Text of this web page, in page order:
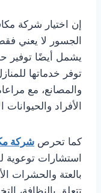
إن اختيار شركة
الجسور لا يعني
يشمل أيضًا توفير
توفر خدماتها
والمصانع، مع
الأفراد والحيوانات
كما تحرص شركة
استشارات توعوية
بالعتة والحشرات